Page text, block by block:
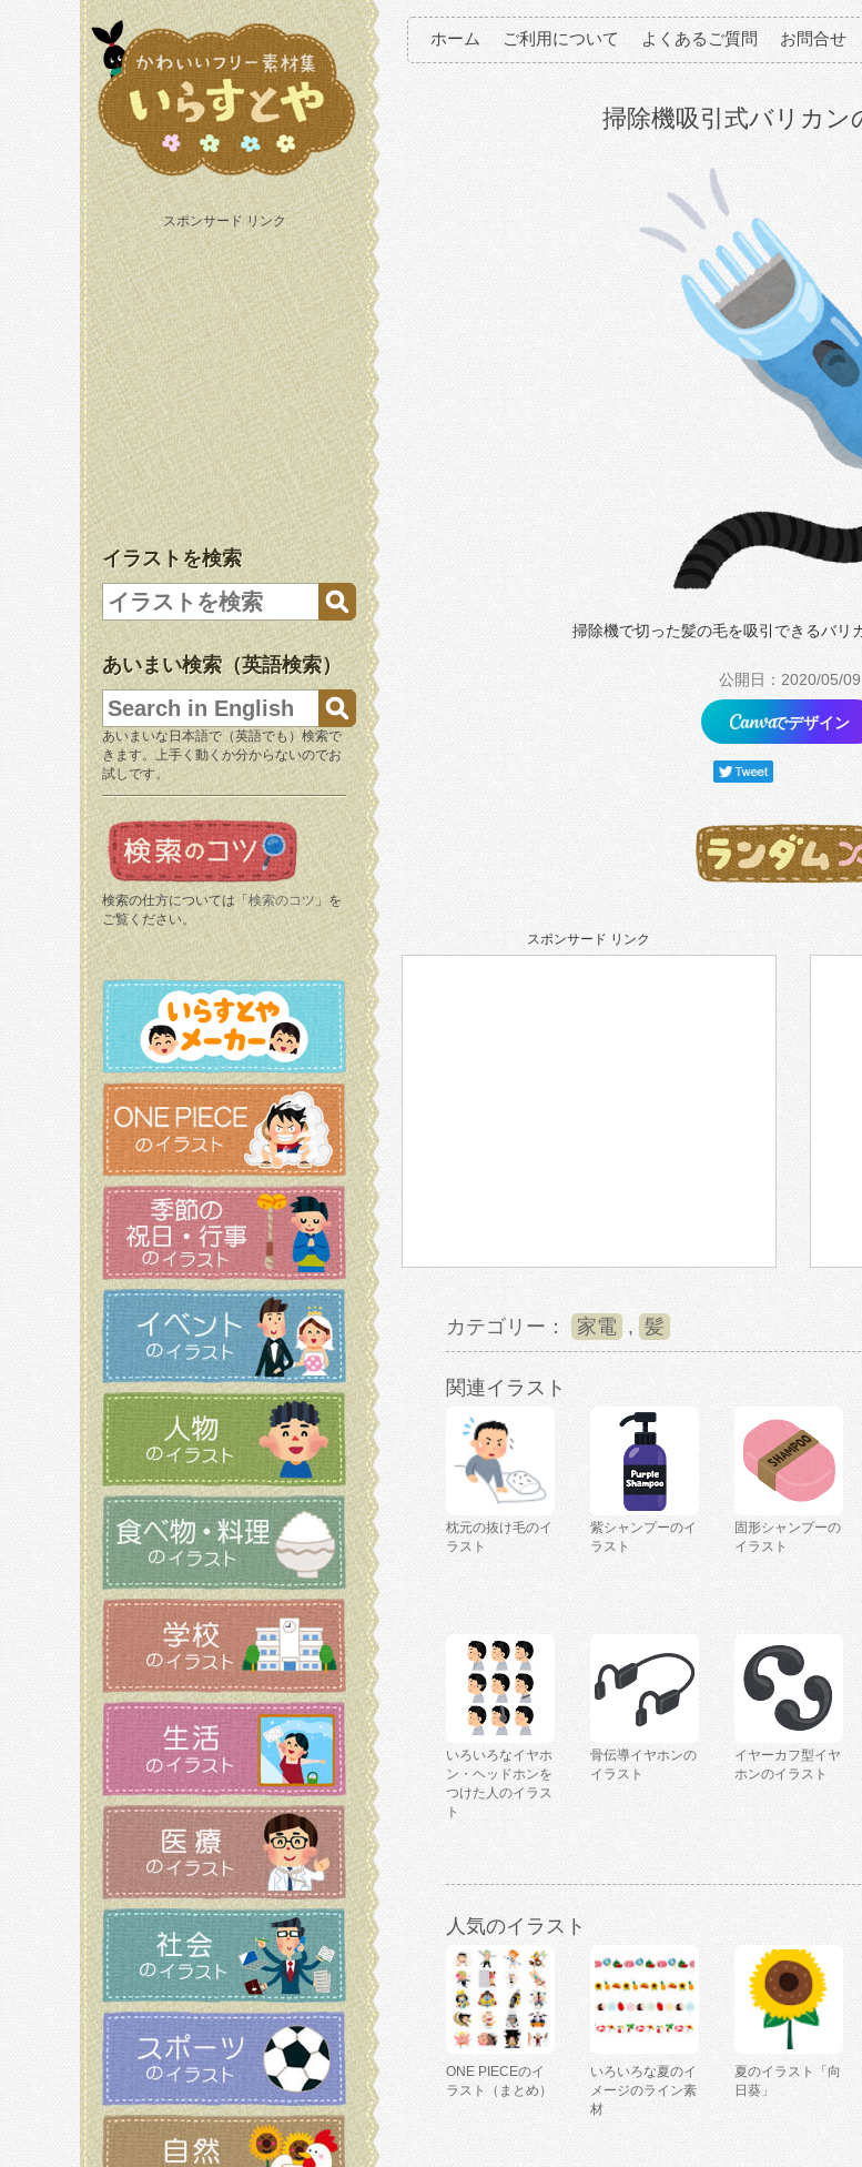
スポンサード リンク
イラストを検索
あいまい検索（英語検索）
あいまいな日本語で（英語でも）検索で
きます。上手く動くか分からないのでお
試しです。
検索の仕方については「 検索のコツ 」を
ご覧ください。
ホーム ご利用について よくあるご質問 お問合せ
掃除機吸引式バリカン
掃除機で切った髪の毛を吸引できるバリ
公開日：2020/05/09
でデザイン
スポンサード リンク
カテゴリー： 家電 , 髪
関連イラスト
枕元の抜け毛のイ
ラスト
紫シャンプーのイ
ラスト
固形シャンプーの
イラスト
いろいろなイヤホ
ン・ヘッドホンを
つけた人のイラス
ト
骨伝導イヤホンの
イラスト
イヤーカフ型イヤ
ホンのイラスト
人気のイラスト
ONE PIECEのイ
ラスト（まとめ）
いろいろな夏のイ
メージのライン素
材
夏のイラスト「向
日葵」